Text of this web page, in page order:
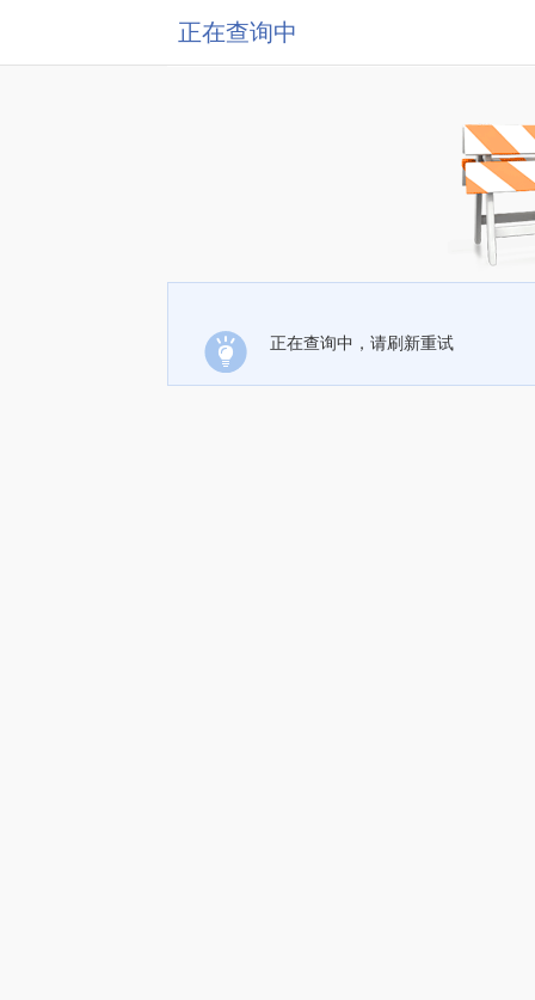
正在查询中
正在查询中，请刷新重试